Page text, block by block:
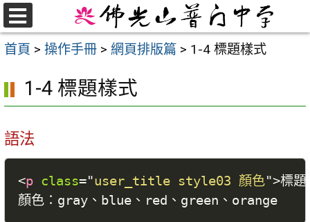
跳
至
主
區
首頁 > 操作手冊 > 網頁排版篇 > 1-4 標題樣式
1-4 標題樣式
語法
<p class="user_title style03 顏色">標題
選
單